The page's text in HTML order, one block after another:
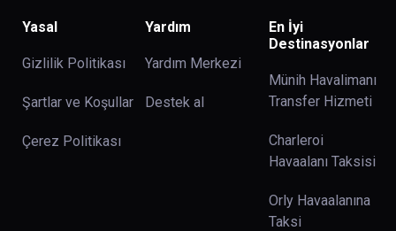
Yasal
Gizlilik Politikası
Şartlar ve Koşullar
Çerez Politikası
Yardım
Yardım Merkezi
Destek al
En İyi
Destinasyonlar
Münih Havalimanı
Transfer Hizmeti
Charleroi
Havaalanı Taksisi
Orly Havaalanına
Taksi